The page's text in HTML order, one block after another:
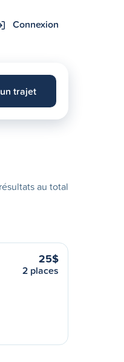
Connexion
trajet
résultats au total
25$
2 places